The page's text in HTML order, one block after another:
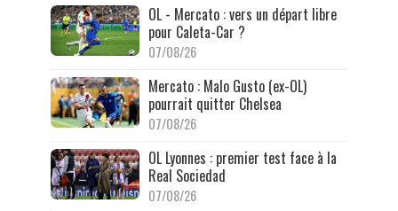
OL - Mercato : vers un départ libre
pour Caleta-Car ?
07/08/26
Mercato : Malo Gusto (ex-OL)
pourrait quitter Chelsea
07/08/26
OL Lyonnes : premier test face à la
Real Sociedad
07/08/26